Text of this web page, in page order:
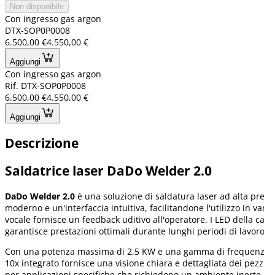
Non disponibile
Con ingresso gas argon
DTX-SOP0P0008
6.500,00 €4.550,00 €
Aggiungi
Con ingresso gas argon
Rif. DTX-SOP0P0008
6.500,00 €4.550,00 €
Aggiungi
Descrizione
Saldatrice laser DaDo Welder 2.0
DaDo Welder 2.0 è una soluzione di saldatura laser ad alta
moderno e un'interfaccia intuitiva, facilitandone l'utilizzo in
vocale fornisce un feedback uditivo all'operatore. I LED
garantisce prestazioni ottimali durante lunghi periodi di
Con una potenza massima di 2,5 KW e una gamma di
10x integrato fornisce una visione chiara e dettagliata dei